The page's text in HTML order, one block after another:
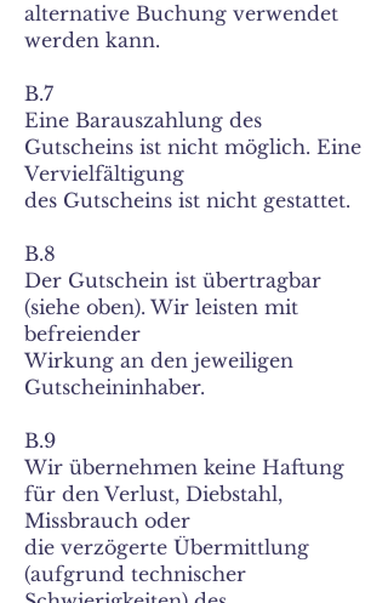
alternative Buchung verwendet
werden kann.
B.7
Eine Barauszahlung des
Gutscheins ist nicht möglich. Eine
Vervielfältigung
des Gutscheins ist nicht gestattet.
B.8
Der Gutschein ist übertragbar
(siehe oben). Wir leisten mit
befreiender
Wirkung an den jeweiligen
Gutscheininhaber.
B.9
Wir übernehmen keine Haftung
für den Verlust, Diebstahl,
Missbrauch oder
die verzögerte Übermittlung
(aufgrund technischer